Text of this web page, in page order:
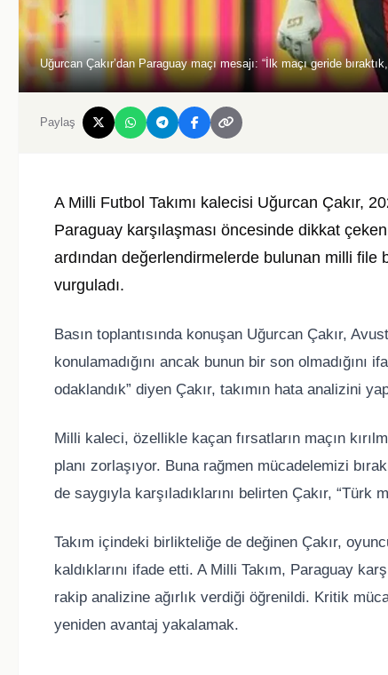
Uğurcan Çakır’dan Paraguay maçı mesajı: “İlk maçı geride
Paylaş
A Milli Futbol Takımı kalecisi Uğurcan Çakır,
Paraguay karşılaşması öncesinde dikkat
ardından değerlendirmelerde bulunan milli file
vurguladı.
Basın toplantısında konuşan Uğurcan Çakır,
konulamadığını ancak bunun bir son
odaklandık” diyen Çakır, takımın hata analizini
Milli kaleci, özellikle kaçan fırsatların maçın
planı zorlaşıyor. Buna rağmen mücadelemizi
de saygıyla karşıladıklarını belirten Çakır,
Takım içindeki birlikteliğe de değinen Çakır,
kaldıklarını ifade etti. A Milli Takım, Paraguay
rakip analizine ağırlık verdiği öğrenildi. Kritik
yeniden avantaj yakalamak.